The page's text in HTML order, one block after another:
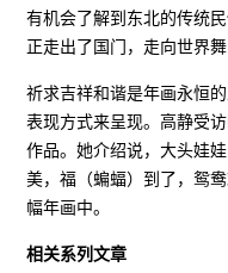
有机会了解到东北的传统
正走出了国门，走向世界舞
祈求吉祥和谐是年画永恒
表现方式来呈现。高静受
作品。她介绍说，大头娃
美，福（蝙蝠）到了，鸳
幅年画中。
相关系列文章